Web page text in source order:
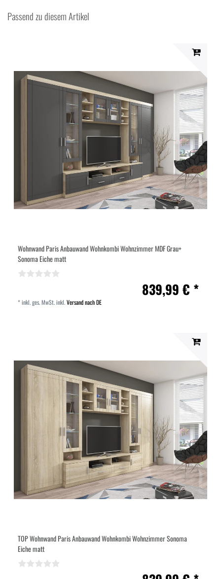
Passend zu diesem Artikel
Wohnwand Paris Anbauwand Wohnkombi Wohnzimmer MDF Grau+
Sonoma Eiche matt
839,99 € *
*inkl. ges. MwSt.inkl.Versand nach DE
TOP Wohnwand Paris Anbauwand Wohnkombi Wohnzimmer Sonoma
Eiche matt